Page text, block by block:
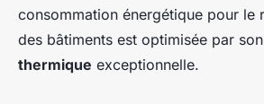
consommation énergétique pour le
des bâtiments est optimisée par son
thermique exceptionnelle.